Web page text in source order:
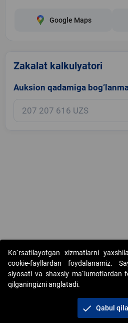
Google Maps
Zakalat kalkulyatori
Auksion qadamiga
Copyright © 2017-2026. "Elektron
AJ. Barcha huquqlar himoyalangan
+998 71 202-
Ko`rsatilayotgan xizmatlarni
cookie-fayllardan foydalanamiz.
siyosati va shaxsiy ma`lumotlardan
qilganingizni anglatadi.
check Qabul